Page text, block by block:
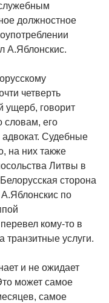
должностное
А.Яблонскис.
четверть
ущерб, говорит
словам, его
Судебные
на них также
Литвы в
сторона
А.Яблонскис по
кому-то в
транзитные услуги.
и не ожидает
может самое
самое